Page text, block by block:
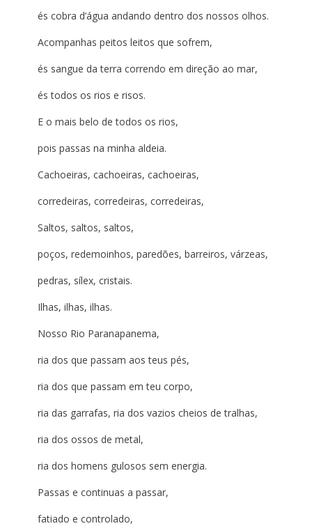
és cobra d’água andando dentro dos nossos olhos.
Acompanhas peitos leitos que sofrem,
és sangue da terra correndo em direção ao mar,
és todos os rios e risos.
E o mais belo de todos os rios,
pois passas na minha aldeia.
Cachoeiras, cachoeiras, cachoeiras,
corredeiras, corredeiras, corredeiras,
Saltos, saltos, saltos,
poços, redemoinhos, paredões, barreiros, várzeas,
pedras, sílex, cristais.
Ilhas, ilhas, ilhas.
Nosso Rio Paranapanema,
ria dos que passam aos teus pés,
ria dos que passam em teu corpo,
ria das garrafas, ria dos vazios cheios de tralhas,
ria dos ossos de metal,
ria dos homens gulosos sem energia.
Passas e continuas a passar,
fatiado e controlado,